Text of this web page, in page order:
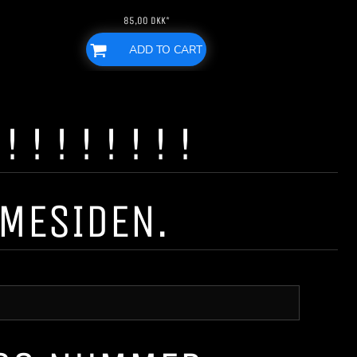
85,00 DKK*
ADD TO CART
! ! ! ! ! ! ! !